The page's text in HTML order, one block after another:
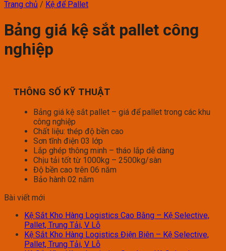
Trang chủ / Kệ để Pallet
Bảng giá kệ sắt pallet công
nghiệp
THÔNG SỐ KỸ THUẬT
Bảng giá kệ sắt pallet – giá để pallet trong các khu
công nghiệp
Chất liệu: thép độ bền cao
Sơn tĩnh điện 03 lớp
Lắp ghép thông minh – tháo lắp dễ dàng
Chịu tải tốt từ 1000kg – 2500kg/sàn
Độ bền cao trên 06 năm
Bảo hành 02 năm
Bài viết mới
Kệ Sắt Kho Hàng Logistics Cao Bằng – Kệ Selective,
Pallet, Trung Tải, V Lỗ
Kệ Sắt Kho Hàng Logistics Điện Biên – Kệ Selective,
Pallet, Trung Tải, V Lỗ